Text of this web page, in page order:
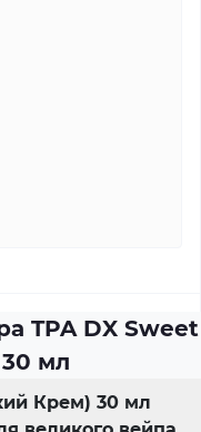
TPA DX Sweet
мл
Крем) 30 мл